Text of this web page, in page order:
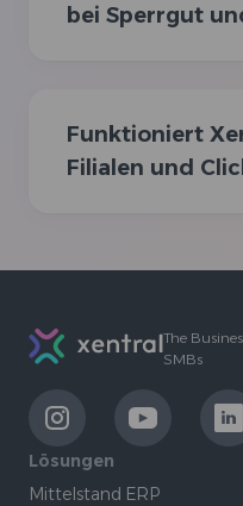
bei Sperrgut
Funktioniert
Filialen und
The
SMBs
LinkExternalLinkExternal
Lösungen
Mittelstand ERP